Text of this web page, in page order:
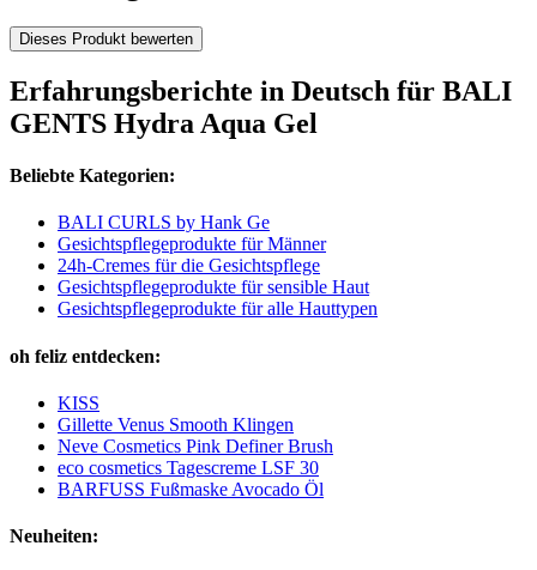
Dieses Produkt bewerten
Erfahrungsberichte in Deutsch für BALI
GENTS Hydra Aqua Gel
Beliebte Kategorien:
BALI CURLS by Hank Ge
Gesichtspflegeprodukte für Männer
24h-Cremes für die Gesichtspflege
Gesichtspflegeprodukte für sensible Haut
Gesichtspflegeprodukte für alle Hauttypen
oh feliz entdecken:
KISS
Gillette Venus Smooth Klingen
Neve Cosmetics Pink Definer Brush
eco cosmetics Tagescreme LSF 30
BARFUSS Fußmaske Avocado Öl
Neuheiten: